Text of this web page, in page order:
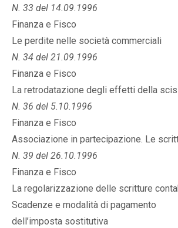
N. 33 del 14.09.1996
Finanza e Fisco
Le perdite nelle società commerciali
N. 34 del 21.09.1996
Finanza e Fisco
La retrodatazione degli effetti della
N. 36 del 5.10.1996
Finanza e Fisco
Associazione in partecipazione. Le
N. 39 del 26.10.1996
Finanza e Fisco
La regolarizzazione delle scritture
Scadenze e modalità di pagamento
dell’imposta sostitutiva